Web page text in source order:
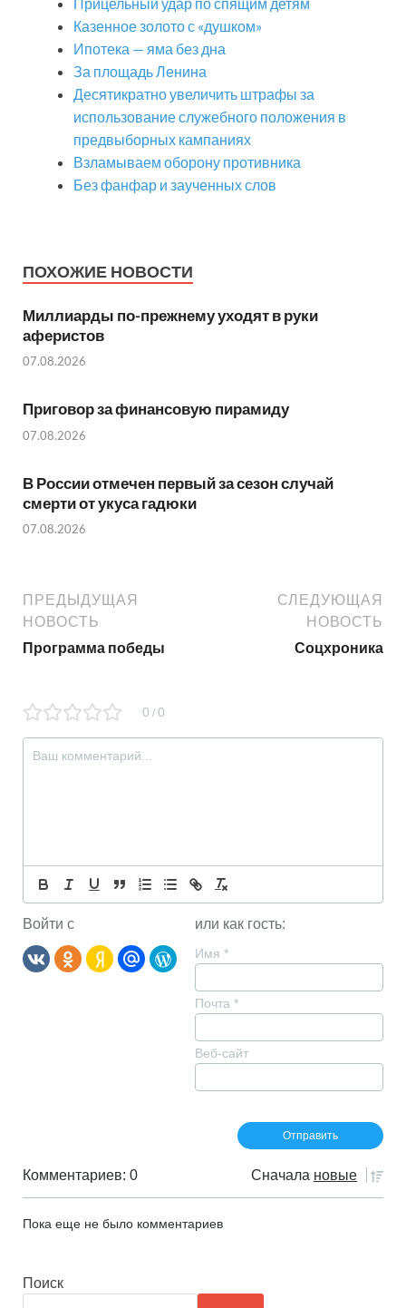
Казенное золото с «душком»
Ипотека — яма без дна
За площадь Ленина
Десятикратно увеличить штрафы за
использование служебного положения в
предвыборных кампаниях
Взламываем оборону противника
Без фанфар и заученных слов
ПОХОЖИЕ НОВОСТИ
Миллиарды по-прежнему уходят в руки
аферистов
07.08.2026
Приговор за финансовую пирамиду
07.08.2026
В России отмечен первый за сезон случай
смерти от укуса гадюки
07.08.2026
ПРЕДЫДУЩАЯ
НОВОСТЬ
Программа победы
СЛЕДУЮЩАЯ
НОВОСТЬ
Соцхроника
0 / 0
Войти с или как гость:
Имя *
Почта *
Веб-сайт
Комментариев: 0 Сначала новые
Пока еще не было комментариев
Поиск